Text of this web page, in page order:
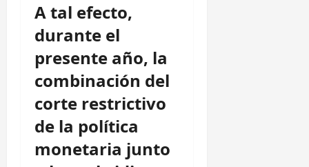
A tal efecto,
durante el
presente año, la
combinación del
corte restrictivo
de la política
monetaria junto